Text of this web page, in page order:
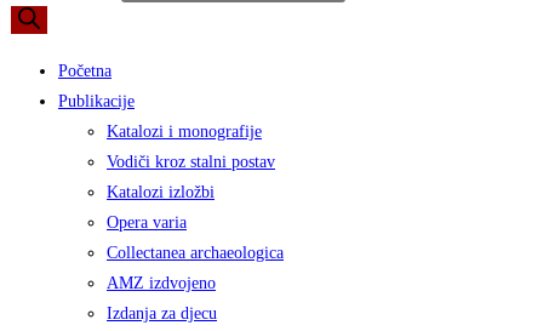
Početna
Publikacije
Katalozi i monografije
Vodiči kroz stalni postav
Katalozi izložbi
Opera varia
Collectanea archaeologica
AMZ izdvojeno
Izdanja za djecu